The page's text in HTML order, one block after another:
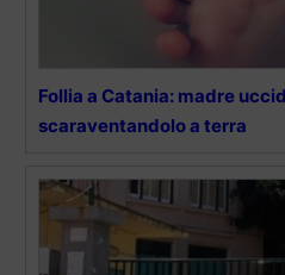
Follia a Catania: madre
scaraventandolo a terra